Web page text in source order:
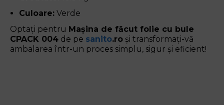
Culoare:Verde
Optați pentru Mașina de făcut folie cu bule
CPACK 004 de pe sanito.ro și transformați-vă
ambalarea într-un proces simplu, sigur și eficient!